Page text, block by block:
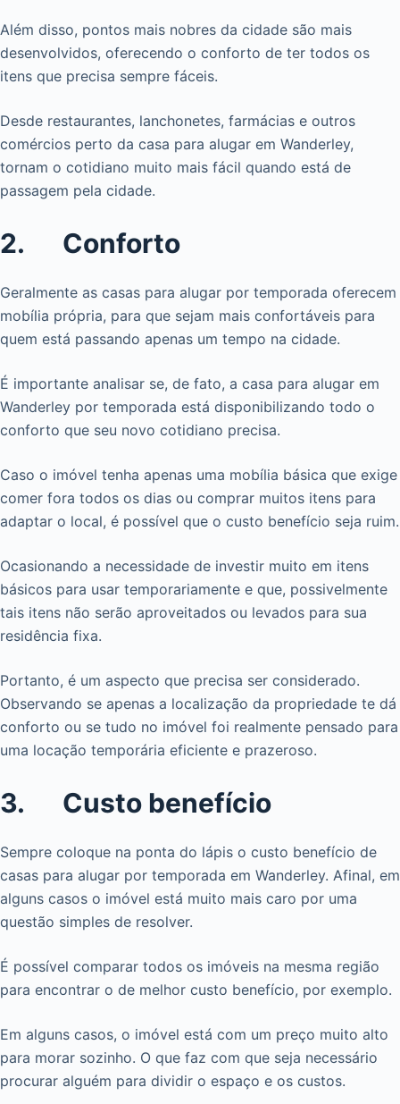
Além disso, pontos mais nobres da cidade são mais
desenvolvidos, oferecendo o conforto de ter todos os
itens que precisa sempre fáceis.
Desde restaurantes, lanchonetes, farmácias e outros
comércios perto da casa para alugar em Wanderley,
tornam o cotidiano muito mais fácil quando está de
passagem pela cidade.
2. Conforto
Geralmente as casas para alugar por temporada oferecem
mobília própria, para que sejam mais confortáveis para
quem está passando apenas um tempo na cidade.
É importante analisar se, de fato, a casa para alugar em
Wanderley por temporada está disponibilizando todo o
conforto que seu novo cotidiano precisa.
Caso o imóvel tenha apenas uma mobília básica que exige
comer fora todos os dias ou comprar muitos itens para
adaptar o local, é possível que o custo benefício seja ruim.
Ocasionando a necessidade de investir muito em itens
básicos para usar temporariamente e que, possivelmente
tais itens não serão aproveitados ou levados para sua
residência fixa.
Portanto, é um aspecto que precisa ser considerado.
Observando se apenas a localização da propriedade te dá
conforto ou se tudo no imóvel foi realmente pensado para
uma locação temporária eficiente e prazeroso.
3. Custo benefício
Sempre coloque na ponta do lápis o custo benefício de
casas para alugar por temporada em Wanderley. Afinal, em
alguns casos o imóvel está muito mais caro por uma
questão simples de resolver.
É possível comparar todos os imóveis na mesma região
para encontrar o de melhor custo benefício, por exemplo.
Em alguns casos, o imóvel está com um preço muito alto
para morar sozinho. O que faz com que seja necessário
procurar alguém para dividir o espaço e os custos.